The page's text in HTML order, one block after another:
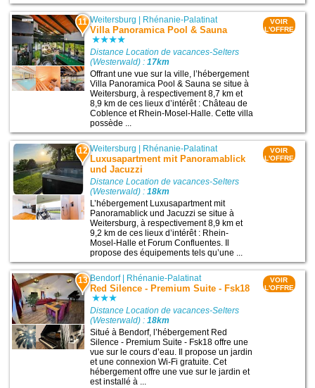
11 Weitersburg | Rhénanie-Palatinat
Villa Panoramica Pool & Sauna
Distance Location de vacances-Selters
(Westerwald) :17km
Offrant une vue sur la ville, l’hébergement
Villa Panoramica Pool & Sauna se situe à
Weitersburg, à respectivement 8,7 km et
8,9 km de ces lieux d’intérêt : Château de
Coblence et Rhein-Mosel-Halle. Cette villa
possède ...
VOIR
L'OFFRE
12 Weitersburg | Rhénanie-Palatinat
Luxusapartment mit Panoramablick
und Jacuzzi
Distance Location de vacances-Selters
(Westerwald) :18km
L’hébergement Luxusapartment mit
Panoramablick und Jacuzzi se situe à
Weitersburg, à respectivement 8,9 km et
9,2 km de ces lieux d’intérêt : Rhein-
Mosel-Halle et Forum Confluentes. Il
propose des équipements tels qu’une ...
VOIR
L'OFFRE
13 Bendorf| Rhénanie-Palatinat
Red Silence - Premium Suite - Fsk18
Distance Location de vacances-Selters
(Westerwald) :18km
Situé à Bendorf, l’hébergement Red
Silence - Premium Suite - Fsk18 offre une
vue sur le cours d’eau. Il propose un jardin
et une connexion Wi-Fi gratuite. Cet
hébergement offre une vue sur le jardin et
est installé à ...
VOIR
L'OFFRE